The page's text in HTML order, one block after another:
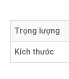
Trọng lượng
Kích thước